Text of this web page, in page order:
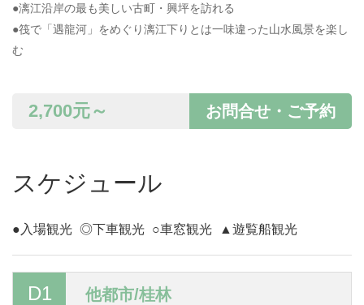
●漓江沿岸の最も美しい古町・興坪を訪れる
●筏で「遇龍河」をめぐり漓江下りとは一味違った山水風景を楽し
む
お問合せ・ご予約
2,700元～
スケジュール
●入場観光 ◎下車観光 ○車窓観光 ▲遊覧船観光
D1 他都市/桂林